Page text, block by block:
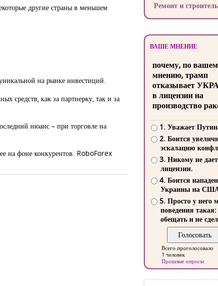
другие страны в меньшем
на рынке инвестиций.
средств, как за партнерку, так и за
нюанс – при торговле на
на фоне конкурентов. RoboForex
Ремонт и
ВАШЕ МНЕНИЕ
почему, по
мнению, трамп
отказывает
в лицензии на
производство
1. Уважает
2. Боится
эскалацию
3. Никому не
лицензии.
4. Боится
Украины на
5. Просто у него
поведения такая:
обещать и не
Всего проголосовало
1 человек
Прошлые опросы